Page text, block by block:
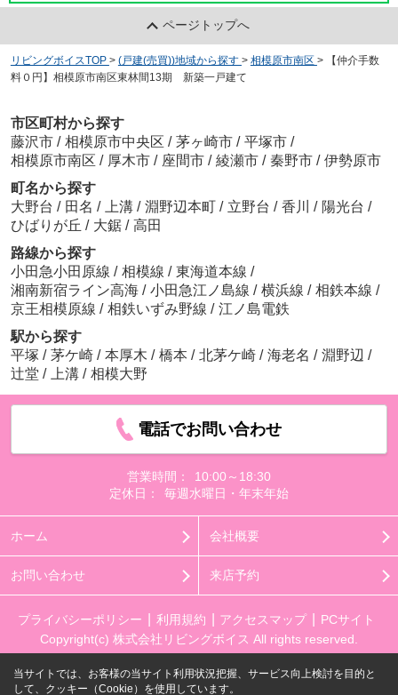
ページトップへ
リビングボイスTOP > (戸建(売買))地域から探す > 相模原市南区 >
【仲介手数
料０円】相模原市南区東林間13期 新築一戸建て
市区町村から探す
藤沢市 / 相模原市中央区 / 茅ヶ崎市 / 平塚市 /
相模原市南区 / 厚木市 / 座間市 / 綾瀬市 / 秦野市 / 伊勢原市
町名から探す
大野台 / 田名 / 上溝 / 淵野辺本町 / 立野台 / 香川 / 陽光台 /
ひばりが丘 / 大鋸 / 高田
路線から探す
小田急小田原線 / 相模線 / 東海道本線 /
湘南新宿ライン高海 / 小田急江ノ島線 / 横浜線 / 相鉄本線 /
京王相模原線 / 相鉄いずみ野線 / 江ノ島電鉄
駅から探す
平塚 / 茅ケ崎 / 本厚木 / 橋本 / 北茅ケ崎 / 海老名 / 淵野辺 /
辻堂 / 上溝 / 相模大野
電話でお問い合わせ
営業時間：
10:00～18:30
定休日：
毎週水曜日・年末年始
ホーム 会社概要
お問い合わせ 来店予約
プライバシーポリシー 利用規約 アクセスマップ
PCサイト
Copyright(c) 株式会社リビングボイス All rights reserved.
当サイトでは、お客様の当サイト利用状況把握、サービス向上検討を目的と
して、クッキー（Cookie）を使用しています。